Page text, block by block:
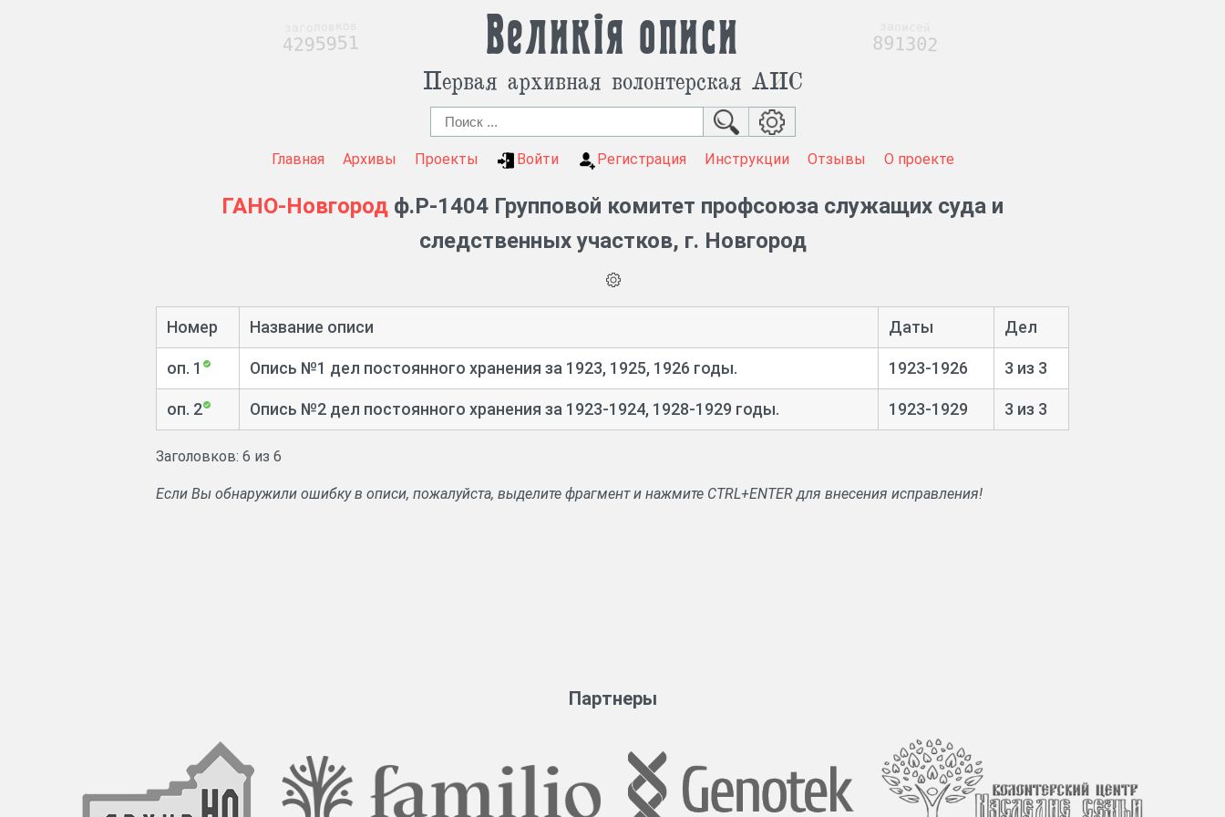
Великія описи
Первая архивная волонтерская АИС
Главная Архивы Проекты Войти Регистрация Инструкции Отзывы О проекте
ГАНО-Новгород ф.Р-1404 Групповой комитет профсоюза служащих суда и
следственных участков, г. Новгород
Номер Название описи Даты Дел
оп. 1 Опись №1 дел постоянного хранения за 1923, 1925, 1926 годы. 1923-1926 3 из 3
оп. 2 Опись №2 дел постоянного хранения за 1923-1924, 1928-1929 годы. 1923-1929 3 из 3
Заголовков: 6 из 6
Если Вы обнаружили ошибку в описи, пожалуйста, выделите фрагмент и нажмите CTRL+ENTER для внесения исправления!
Партнеры
4295951 891302